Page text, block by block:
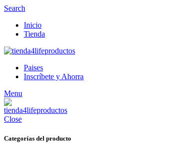
Search
Inicio
Tienda
Paises
Inscríbete y Ahorra
Menu
Close
Categorías del producto